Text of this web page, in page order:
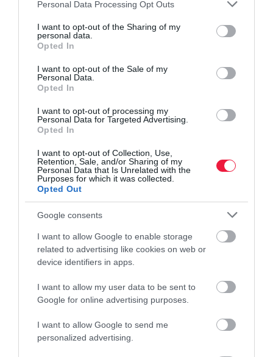
not limited to your visit or usage behaviour. You may click to
grant or deny consent to Google and its third-party tags to
use your data for below specified purposes in below Google
consent section.
Personal Data Processing Opt Outs
I want to opt-out of the Sharing of my
personal data.
Opted In
I want to opt-out of the Sale of my
Personal Data.
Opted In
I want to opt-out of processing my
Personal Data for Targeted Advertising.
Opted In
I want to opt-out of Collection, Use,
Retention, Sale, and/or Sharing of my
Personal Data that Is Unrelated with the
Purposes for which it was collected.
Opted Out
Google consents
I want to allow Google to enable storage
related to advertising like cookies on web or
device identifiers in apps.
I want to allow my user data to be sent to
Google for online advertising purposes.
I want to allow Google to send me
personalized advertising.